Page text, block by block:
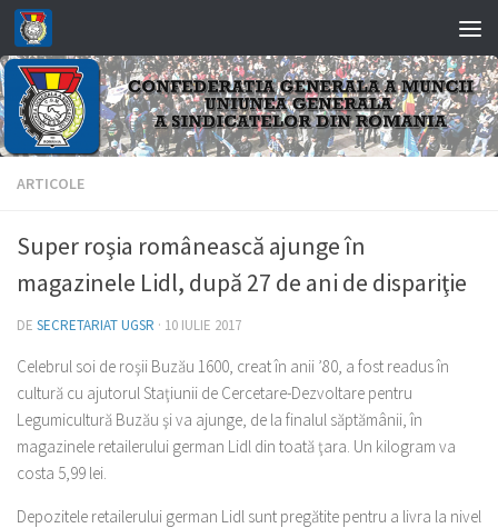
Skip to content
ARTICOLE
Super roşia românească ajunge în
magazinele Lidl, după 27 de ani de dispariţie
DE SECRETARIAT UGSR · 10 IULIE 2017
Celebrul soi de roşii Buzău 1600, creat în anii ’80, a fost readus în
cultură cu ajutorul Staţiunii de Cercetare-Dezvoltare pentru
Legumicultură Buzău şi va ajunge, de la finalul săptămânii, în
magazinele retailerului german Lidl din toată ţara. Un kilogram va
costa 5,99 lei.
Depozitele retailerului german Lidl sunt pregătite pentru a livra la nivel